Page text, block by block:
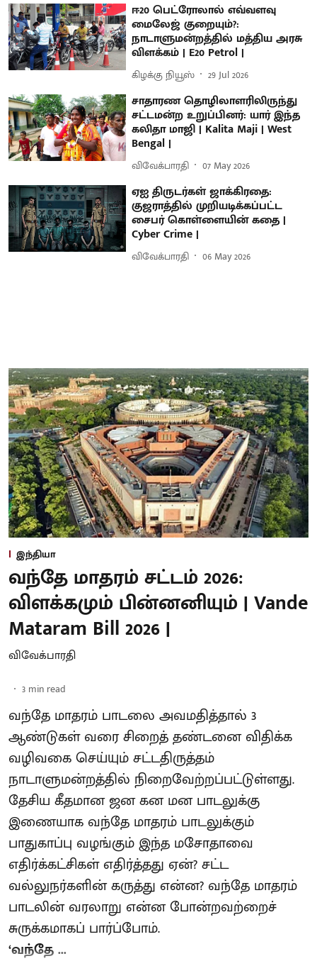
ஈ20 பெட்ரோலால் எவ்வளவு
மைலேஜ் குறையும்?:
நாடாளுமன்றத்தில் மத்திய அரசு
விளக்கம் | E20 Petrol |
கிழக்கு நியூஸ் 29 Jul 2026
சாதாரண தொழிலாளரிலிருந்து
சட்டமன்ற உறுப்பினர்: யார் இந்த
கலிதா மாஜி | Kalita Maji | West
Bengal |
விவேக்பாரதி 07 May 2026
ஏஐ திருடர்கள் ஜாக்கிரதை:
குஜராத்தில் முறியடிக்கப்பட்ட
சைபர் கொள்ளையின் கதை |
Cyber Crime |
விவேக்பாரதி 06 May 2026
இந்தியா
வந்தே மாதரம் சட்டம் 2026:
விளக்கமும் பின்னனியும் | Vande
Mataram Bill 2026 |
விவேக்பாரதி
3 min read
வந்தே மாதரம் பாடலை அவமதித்தால் 3
ஆண்டுகள் வரை சிறைத் தண்டனை விதிக்க
வழிவகை செய்யும் சட்டதிருத்தம்
நாடாளுமன்றத்தில் நிறைவேற்றப்பட்டுள்ளது.
தேசிய கீதமான ஜன கன மன பாடலுக்கு
இணையாக வந்தே மாதரம் பாடலுக்கும்
பாதுகாப்பு வழங்கும் இந்த மசோதாவை
எதிர்க்கட்சிகள் எதிர்த்தது ஏன்? சட்ட
வல்லுநர்களின் கருத்து என்ன? வந்தே மாதரம்
பாடலின் வரலாறு என்ன போன்றவற்றைச்
சுருக்கமாகப் பார்ப்போம்.
‘வந்தே ...